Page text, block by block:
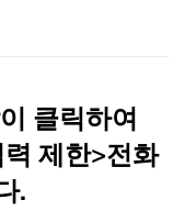
클릭하여
력 제한>전화
.